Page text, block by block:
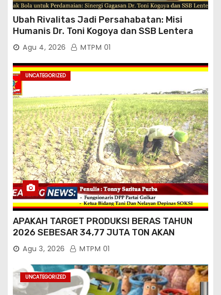
Ubah Rivalitas Jadi Persahabatan: Misi
Humanis Dr. Toni Kogoya dan SSB Lentera
TimurAgu 4, 2026 MTPM 01
UNCATEGORIZED
APAKAH TARGET PRODUKSI BERAS TAHUN
2026 SEBESAR 34,77 JUTA TON AKAN
TERCAPAI ?
Agu 3, 2026 MTPM 01
UNCATEGORIZED